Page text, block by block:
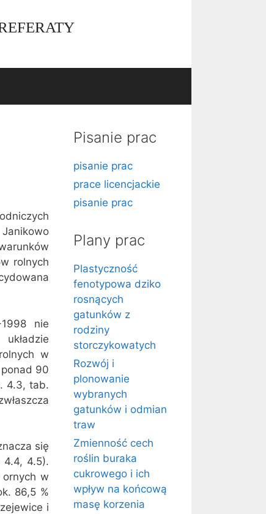
rolnych
nie
w
90
4.3, tab.
się
4.5).
w
86,5 %
i
Pisanie prac
pisanie prac
prace licencjackie
pisanie prac
Plany prac
Plastyczność
fenotypowa dziko
rosnących
gatunków z
rodziny
storczykowatych
Rozwój i
plonowanie
wybranych
gatunków i odmian
traw
Zmienność cech
roślin buraka
cukrowego i ich
wpływ na końcową
masę korzenia